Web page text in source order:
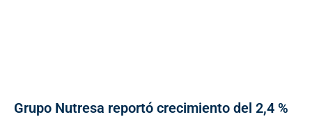
Grupo Nutresa reportó crecimiento del 2,4 %